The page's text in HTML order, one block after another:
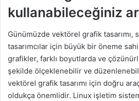
kullanabileceğiniz
Günümüzde vektörel grafik tasarımı,
tasarımcılar için büyük bir öneme
grafikler, farklı boyutlarda ve
şekilde ölçeklenebilir ve
vektörel grafik tasarımı için doğru
oldukça önemlidir. Linux işletim